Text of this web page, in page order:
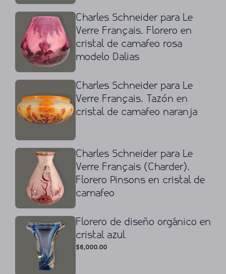
Charles Schneider para Le
Verre Français. Florero en
cristal de camafeo rosa
modelo Dalias
Charles Schneider para Le
Verre Français. Tazón en
cristal de camafeo naranja
Charles Schneider para Le
Verre Français (Charder).
Florero Pinsons en cristal de
camafeo
Florero de diseño orgánico en
cristal azul
$6,000.00